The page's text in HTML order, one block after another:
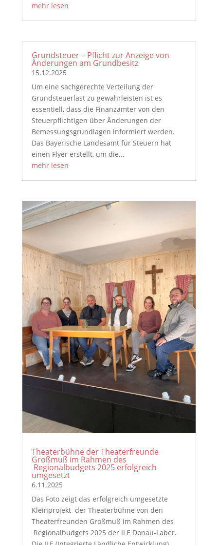
mehr lesen
Grundsteuer – Pflicht zur Anzeige von
Änderungen am Grundbesitz
15.12.2025
Um eine sachgerechte Verteilung der
Grundsteuerlast zu gewährleisten ist es
essentiell, dass die Finanzämter von den
Steuerpflichtigen über Änderungen der
Bemessungsgrundlagen informiert werden.
Das Bayerische Landesamt für Steuern hat
einen Flyer erstellt, um die...
mehr lesen
Theaterbühne der Theaterfreunde
Großmuß im Rahmen des
Regionalbudgets 2025 erfolgreich
umgesetzt
6.11.2025
Das Foto zeigt das erfolgreich umgesetzte
Kleinprojekt der Theaterbühne von den
Theaterfreunden Großmuß im Rahmen des
Regionalbudgets 2025 der ILE Donau-Laber.